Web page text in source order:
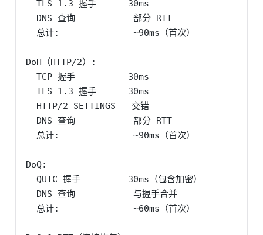
  TLS 1.3 握手      30ms
  DNS 查询           部分 RTT
  总计:              ~90ms（首次）
DoH（HTTP/2）:
  TCP 握手          30ms
  TLS 1.3 握手      30ms
  HTTP/2 SETTINGS   交错
  DNS 查询           部分 RTT
  总计:              ~90ms（首次）
DoQ:
  QUIC 握手         30ms（包含加密）
  DNS 查询           与握手合并
  总计:              ~60ms（首次）